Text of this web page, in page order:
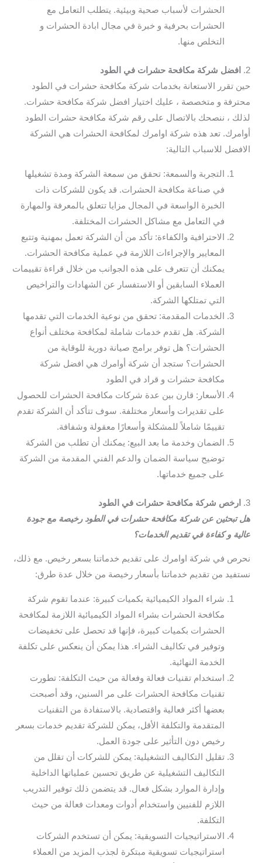
الحشرات لأسباب صحية وبيئية. يتطلب التعامل مع
الحشرات بحرفية و خبرة في مجال ابادة الحشرات و
التخلص منها.
2.
افضل شركة مكافحة حشرات في الطود
حين تقرر الاستعانة بخدمات شركة مكافحة حشرات في الطود
محترفة و متخصصة ، عليك اختيار افضل شركة مكافحة حشرات.
لذلك ، ننصحك بالاتصال على رقم شركة مكافحة حشرات الطود
أوامرك. تعد هذه شركة اوامرك لمكافحة الحشرات هي الشركة
الافضل للاسباب التالية:
التجربة والسمعة: تحقق من سمعة الشركة ومدة تشغيلها
في صناعة مكافحة الحشرات. قد يكون للشركات ذات
الخبرة الواسعة في المجال مزايا تتعلق بالمعرفة والمهارة
في التعامل مع مشاكل الحشرات المختلفة.
الاحترافية والكفاءة: تأكد من أن الشركة تعمل بمهنية وتتبع
المعايير والإجراءات اللازمة في عملية مكافحة الحشرات.
يمكنك أن تتعرف على هذه الجوانب من خلال قراءة تقييمات
العملاء السابقين أو الاستفسار عن الشهادات والتراخيص
التي تمتلكها الشركة.
الخدمات المقدمة: تحقق من نوعية الخدمات التي تقدمها
الشركة. هل تقدم خدمات شاملة لمكافحة مختلف أنواع
الحشرات؟ هل توفر برامج صيانة دورية للوقاية من
الحشرات؟ ستجد أن شركة أوامرك هي افضل شركة
مكافحة حشرات و قراد في الطود
الأسعار: قارن بين عدة شركات مكافحة الحشرات للحصول
على تقديرات وأسعار مختلفة. سوف تتأكد أن الشركة تقدم
تقييمًا شاملاً للمشكلة وأسعارًا معقولة وشفافة.
الضمان وخدمة ما بعد البيع: يمكنك أن تطلب من الشركة
توضيح سياسة الضمان والدعم الفني المقدمة من الشركة
على جميع خدماتها.
3.
ارخص شركة مكافحة حشرات في الطود
هل تبحثين عن شركة مكافحة حشرات في الطود رخيصة مع جودة
عالية و كفاءة في تقديم الخدمات؟
نحرص في شركة اوامرك على تقديم خدماتنا بسعر رخيص. مع ذلك،
نستفيد من تقديم خدماتنا بأسعار رخيصة من خلال عدة طرق:
شراء المواد الكيميائية بكميات كبيرة: عندما تقوم شركة
مكافحة الحشرات بشراء المواد الكيميائية اللازمة لمكافحة
الحشرات بكميات كبيرة، فإنها قد تحصل على تخفيضات
وتوفير في تكاليف الشراء. هذا يمكن أن ينعكس على تكلفة
الخدمة النهائية.
استخدام تقنيات فعالة وفعالة من حيث التكلفة: تطورت
تقنيات مكافحة الحشرات على مر السنين، وقد أصبحت
بعضها أكثر فعالية واقتصادية. بالاستفادة من التقنيات
المتقدمة والتكلفة الأقل، يمكن للشركة تقديم خدمات بسعر
رخيص دون التأثير على جودة العمل.
تقليل التكاليف التشغيلية: يمكن للشركات أن تقلل من
التكاليف التشغيلية عن طريق تحسين عملياتها الداخلية
وإدارة الموارد بشكل فعال. قد يتضمن ذلك توفير التدريب
اللازم للفنيين واستخدام أدوات ومعدات فعالة من حيث
التكلفة.
الاستراتيجيات التسويقية: يمكن أن تستخدم الشركات
استراتيجيات تسويقية مبتكرة لجذب المزيد من العملاء